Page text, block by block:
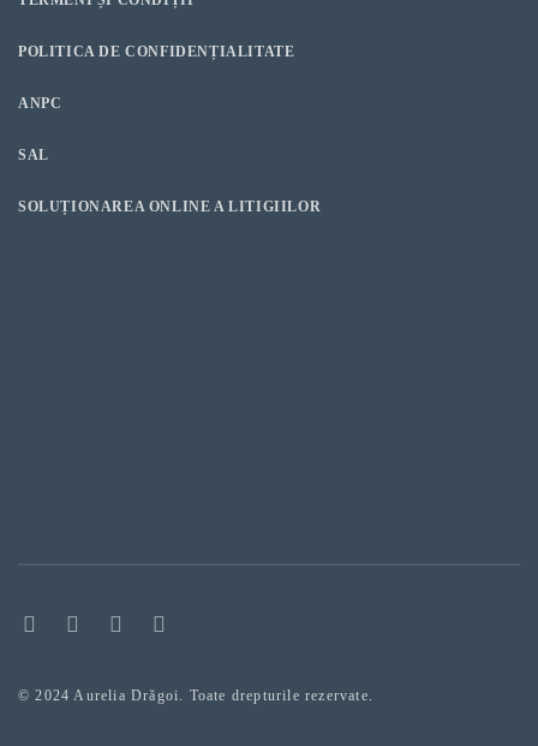
POLITICA DE CONFIDENȚIALITATE
ANPC
SAL
SOLUȚIONAREA ONLINE A LITIGIILOR
© 2024 Aurelia Drăgoi. Toate drepturile rezervate.